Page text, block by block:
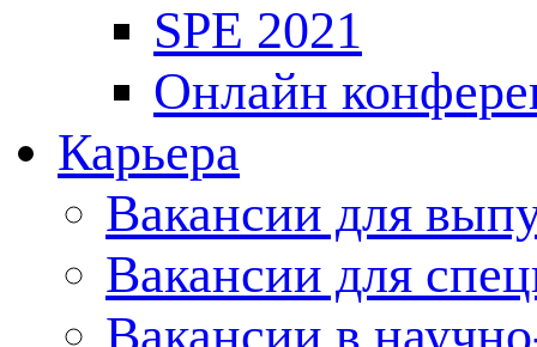
SPE 2021
Онлайн
Карьера
Вакансии для
Вакансии для